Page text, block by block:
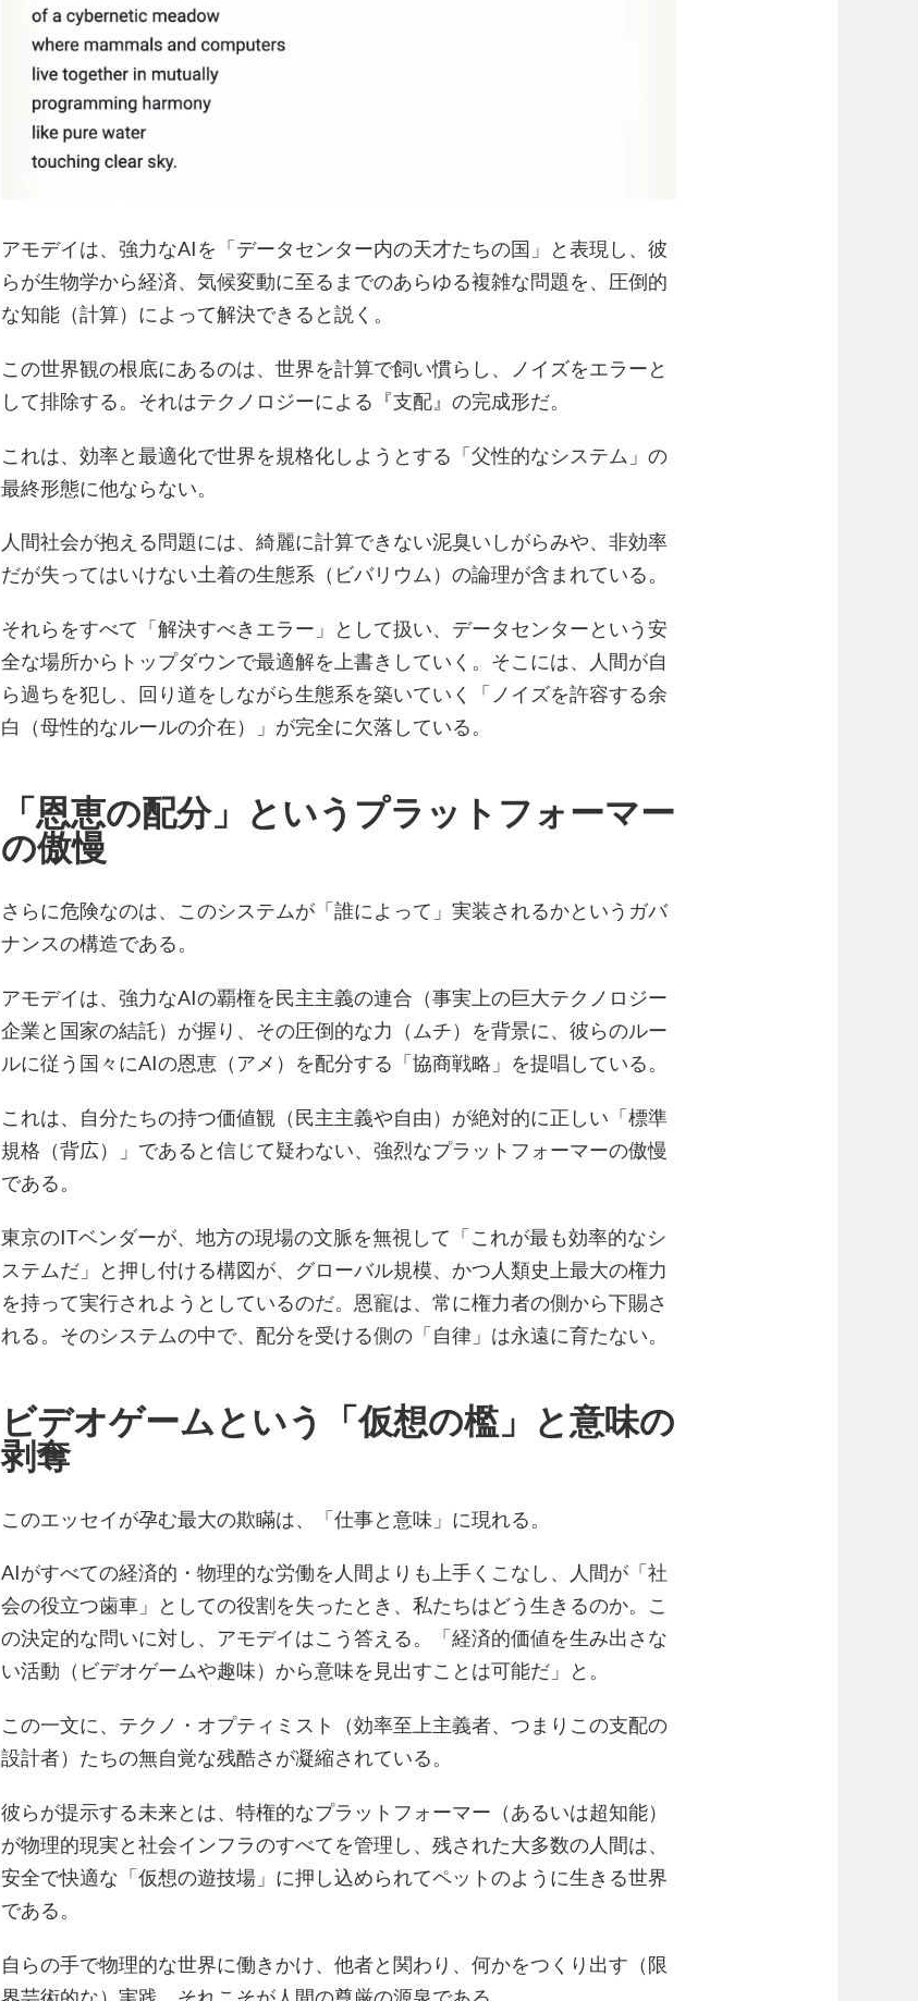
アモデイは、強力なAIを「データセンター内の天才たちの国」と表現し、彼
らが生物学から経済、気候変動に至るまでのあらゆる複雑な問題を、圧倒的
な知能（計算）によって解決できると説く。
この世界観の根底にあるのは、世界を計算で飼い慣らし、ノイズをエラーと
して排除する。それはテクノロジーによる『支配』の完成形だ。
これは、効率と最適化で世界を規格化しようとする「父性的なシステム」の
最終形態に他ならない。
人間社会が抱える問題には、綺麗に計算できない泥臭いしがらみや、非効率
だが失ってはいけない土着の生態系（ビバリウム）の論理が含まれている。
それらをすべて「解決すべきエラー」として扱い、データセンターという安
全な場所からトップダウンで最適解を上書きしていく。そこには、人間が自
ら過ちを犯し、回り道をしながら生態系を築いていく「ノイズを許容する余
白（母性的なルールの介在）」が完全に欠落している。
「恩恵の配分」というプラットフォーマー
の傲慢
さらに危険なのは、このシステムが「誰によって」実装されるかというガバ
ナンスの構造である。
アモデイは、強力なAIの覇権を民主主義の連合（事実上の巨大テクノロジー
企業と国家の結託）が握り、その圧倒的な力（ムチ）を背景に、彼らのルー
ルに従う国々にAIの恩恵（アメ）を配分する「協商戦略」を提唱している。
これは、自分たちの持つ価値観（民主主義や自由）が絶対的に正しい「標準
規格（背広）」であると信じて疑わない、強烈なプラットフォーマーの傲慢
である。
東京のITベンダーが、地方の現場の文脈を無視して「これが最も効率的なシ
ステムだ」と押し付ける構図が、グローバル規模、かつ人類史上最大の権力
を持って実行されようとしているのだ。恩寵は、常に権力者の側から下賜さ
れる。そのシステムの中で、配分を受ける側の「自律」は永遠に育たない。
ビデオゲームという「仮想の檻」と意味の
剥奪
このエッセイが孕む最大の欺瞞は、「仕事と意味」に現れる。
AIがすべての経済的・物理的な労働を人間よりも上手くこなし、人間が「社
会の役立つ歯車」としての役割を失ったとき、私たちはどう生きるのか。こ
の決定的な問いに対し、アモデイはこう答える。「経済的価値を生み出さな
い活動（ビデオゲームや趣味）から意味を見出すことは可能だ」と。
この一文に、テクノ・オプティミスト（効率至上主義者、つまりこの支配の
設計者）たちの無自覚な残酷さが凝縮されている。
彼らが提示する未来とは、特権的なプラットフォーマー（あるいは超知能）
が物理的現実と社会インフラのすべてを管理し、残された大多数の人間は、
安全で快適な「仮想の遊技場」に押し込められてペットのように生きる世界
である。
自らの手で物理的な世界に働きかけ、他者と関わり、何かをつくり出す（限